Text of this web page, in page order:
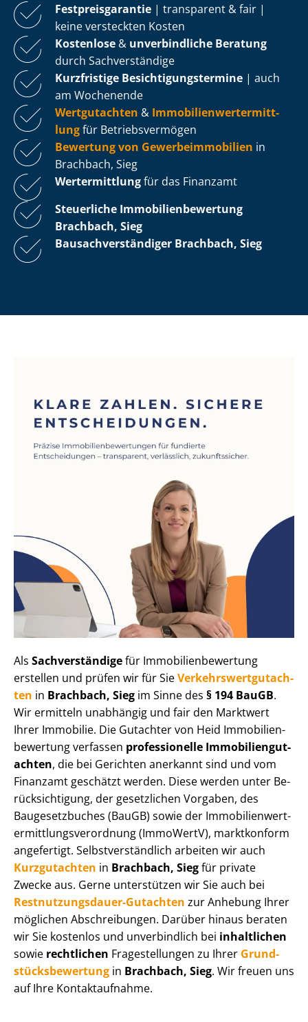
Fest­preis­ga­ran­tie | transparent & fair |
keine versteckten Kosten
Kostenlose & unverbindliche Beratung
durch Sachverständige
Kurzfristige Be­sich­ti­gungs­ter­mi­ne | auch
am Wochenende
Wertgutachten & Im­mo­bi­li­en­wert­ermitt­
lungfür Be­triebs­ver­mö­gen
Bewertung von Ge­wer­be­im­mo­bi­li­en in
Brachbach, Sieg
Wertermittlungfür das Finanzamt
Steuerliche Im­mo­bi­li­en­be­wer­tung
Brachbach, Sieg
Bau­sach­ver­stän­di­ger Brachbach, Sieg
Als Sachverständigefür Im­mo­bi­li­en­be­wer­tung
erstellen und prüfen wir für SieVer­kehrs­wert­gut­ach­
ten in Brachbach, Sieg im Sinne des § 194 BauGB.
Wir ermitteln unabhängig und fair den Marktwert
Ihrer Immobilie. Die Gutachter von Heid Im­mo­bi­li­en­
be­wer­tung verfassen professionelle Im­mo­bi­li­en­gut­
ach­ten, die bei Gerichten anerkannt sind und vom
Finanzamt geschätzt werden. Diese werden unter Be­
rück­sich­ti­gung, der gesetzlichen Vorgaben, des
Baugesetzbuches (BauGB) sowie der Im­mo­bi­li­en­wert­
ermitt­lungs­ver­ord­nung (ImmoWertV), marktkonform
angefertigt. Selbst­ver­ständ­lich arbeiten wir auch
Kurzgutachten in Brachbach, Siegfür private
Zwecke aus. Gerne unterstützen wir Sie auch bei
Rest­nut­zungs­dau­er-Gutachten zur Anhebung Ihrer
möglichen Abschreibungen. Darüber hinaus beraten
wir Sie kostenlos und unverbindlich bei inhaltlichen
sowie rechtlichen Fragestellungen zu Ihrer Grund­
stücks­be­wer­tung in Brachbach, Sieg. Wir freuen uns
auf Ihre Kontaktaufnahme.